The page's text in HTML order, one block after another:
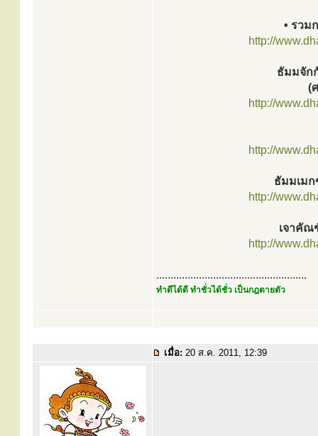
• รวม
http://
ธัมมจัก
(
http://
http://
ธัมมเม
http://
เจาคัณ
http://
.....................................................
ทำดีได้ดี ทำชั่วได้ชั่ว เป็นกฎตายตัว
เมื่อ: 20 ส.ค. 2011, 12:39